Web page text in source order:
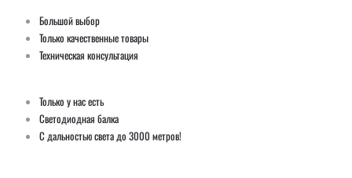
Большой выбор
Только качественные товары
Техническая консультация
Только у нас есть
Светодиодная балка
С дальностью света до 3000 метров!